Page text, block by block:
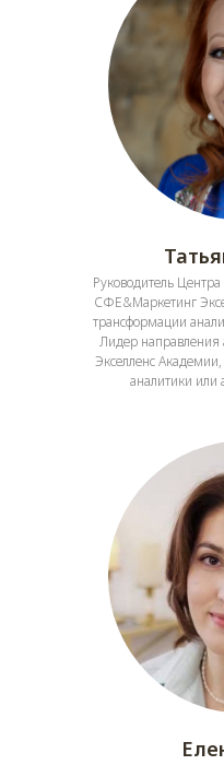
Руководитель
СФЕ&Маркетинг
трансформации
Лидер
Экселленс
аналитики или